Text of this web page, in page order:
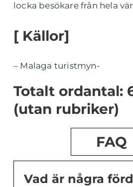
locka besökare från hela
[ Källor]
– Malaga turistmyn-
Totalt ordantal:
(utan rubriker)
FAQ
Vad är några